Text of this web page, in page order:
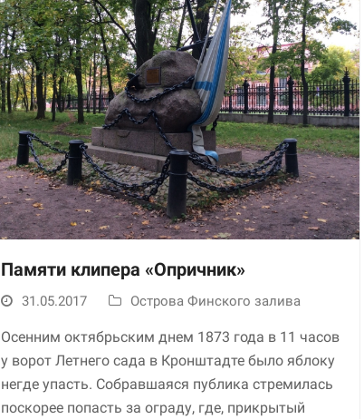
Памяти клипера «Опричник»
31.05.2017 Острова Финского залива
Осенним октябрьским днем 1873 года в 11 часов
у ворот Летнего сада в Кронштадте было яблоку
негде упасть. Собравшаяся публика стремилась
поскорее попасть за ограду, где, прикрытый
Необходимые
этих файлов cookie
обязательно. Они
функционирования
веб-сайта.